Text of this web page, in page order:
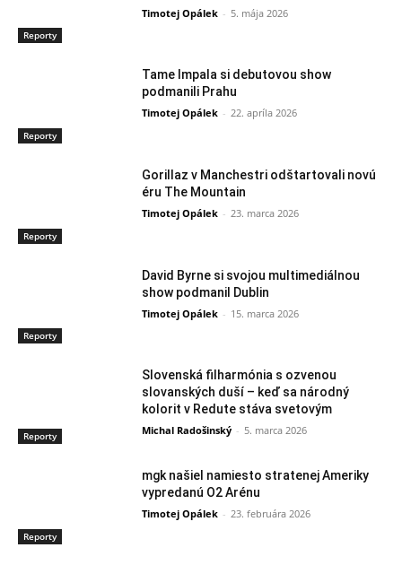
Reporty
Timotej Opálek - 5. mája 2026
Reporty
Tame Impala si debutovou show
podmanili Prahu
Timotej Opálek - 22. apríla 2026
Reporty
Gorillaz v Manchestri odštartovali novú
éru The Mountain
Timotej Opálek - 23. marca 2026
Reporty
David Byrne si svojou multimediálnou
show podmanil Dublin
Timotej Opálek - 15. marca 2026
Reporty
Slovenská filharmónia s ozvenou
slovanských duší – keď sa národný
kolorit v Redute stáva svetovým
Michal Radošinský - 5. marca 2026
Reporty
mgk našiel namiesto stratenej Ameriky
vypredanú O2 Arénu
Timotej Opálek - 23. februára 2026